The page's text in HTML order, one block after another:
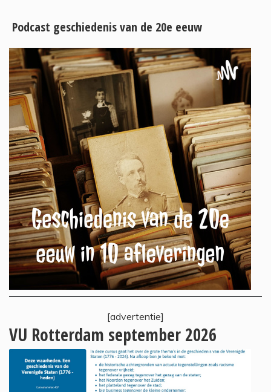
Podcast geschiedenis van de 20e eeuw
[advertentie]
VU Rotterdam september 2026